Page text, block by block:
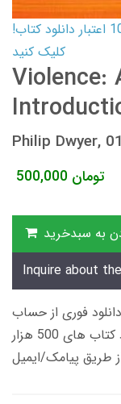
کارت اعتباری کتاب دانلود با 10,000,000 اعتبار دانلود کتاب!
کلیک کنید
Violence:
Philip Dwyer,
500,000 تومان
به سبدخرید
Inquire about
هزار تومانی دانلود فوری از حساب
کاربری می باشد، و زمان تحویل لینک دانلود کتاب های 500 هزار